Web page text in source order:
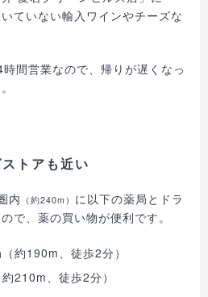
ていない輸入ワインやチーズな
間営業なので、帰りが遅くなっ
トアも近い
内 （約240m） に以下の薬局とドラ
で、薬の買い物が便利です。
約190m、徒歩2分）
210m、徒歩2分）